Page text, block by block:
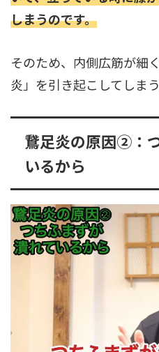
しまうのです。
そのため、内側広筋が細
炎」を引き起こしてしま
鵞足炎の原因➁：
いるから